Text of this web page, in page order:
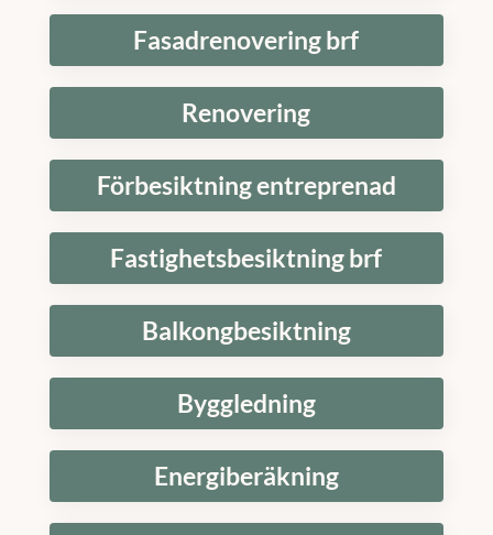
Fasadrenovering brf
Renovering
Förbesiktning entreprenad
Fastighetsbesiktning brf
Balkongbesiktning
Byggledning
Energiberäkning